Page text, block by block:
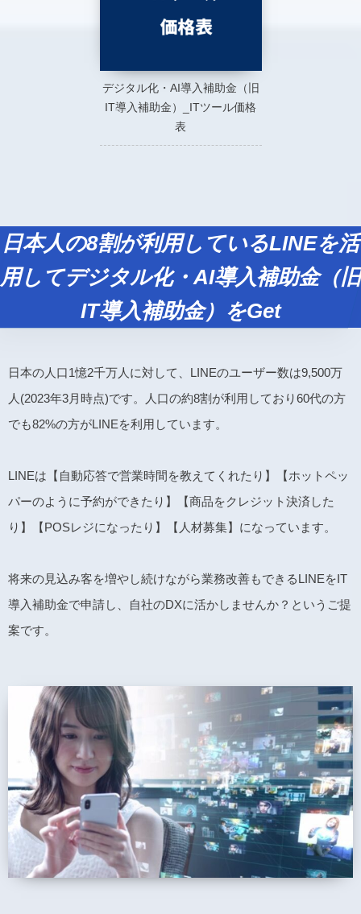
デジタル化・AI導入補助金（旧
IT導入補助金）_ITツール価格
表
日本人の8割が利用しているLINEを活
用してデジタル化・AI導入補助金（旧
IT導入補助金）をGet
日本の人口1憶2千万人に対して、LINEのユーザー数は9,500万
人(2023年3月時点)です。人口の約8割が利用しており60代の方
でも82%の方がLINEを利用しています。
LINEは【自動応答で営業時間を教えてくれたり】【ホットペッ
パーのように予約ができたり】【商品をクレジット決済した
り】【POSレジになったり】【人材募集】になっています。
将来の見込み客を増やし続けながら業務改善もできるLINEをIT
導入補助金で申請し、自社のDXに活かしませんか？というご提
案です。